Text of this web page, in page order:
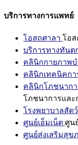
บริการทางการแพทย์
โอสถศาลา โอส
บริการทางทันต
คลินิกกายภาพ
คลินิกเทคนิคก
คลินิกโภชนาก
โภชนาการและ
โรงพยาบาลสัต
ศูนย์เอ็มเน็ต ศูน
ศูนย์ส่งเสริมสุข